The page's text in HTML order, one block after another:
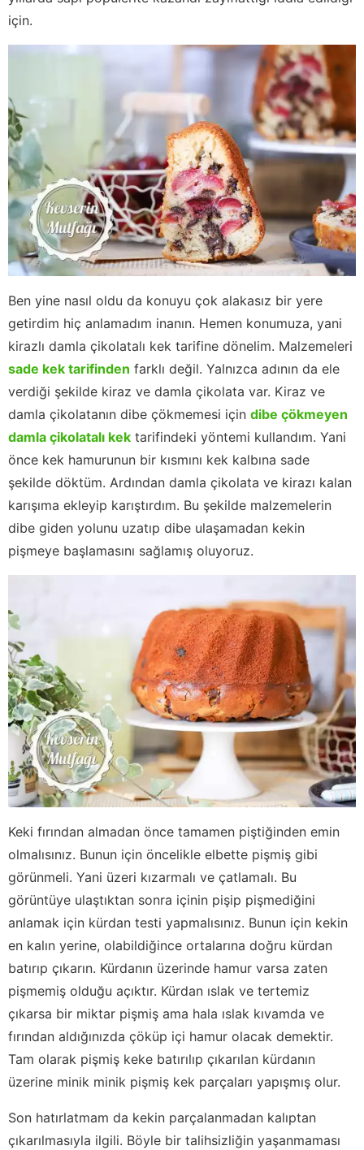
için.
Ben yine nasıl oldu da konuyu çok alakasız bir yere
getirdim hiç anlamadım inanın. Hemen konumuza, yani
kirazlı damla çikolatalı kek tarifine dönelim. Malzemeleri
sade kek tarifinden farklı değil. Yalnızca adının da ele
verdiği şekilde kiraz ve damla çikolata var. Kiraz ve
damla çikolatanın dibe çökmemesi için dibe çökmeyen
damla çikolatalı kek tarifindeki yöntemi kullandım. Yani
önce kek hamurunun bir kısmını kek kalbına sade
şekilde döktüm. Ardından damla çikolata ve kirazı kalan
karışıma ekleyip karıştırdım. Bu şekilde malzemelerin
dibe giden yolunu uzatıp dibe ulaşamadan kekin
pişmeye başlamasını sağlamış oluyoruz.
Keki fırından almadan önce tamamen piştiğinden emin
olmalısınız. Bunun için öncelikle elbette pişmiş gibi
görünmeli. Yani üzeri kızarmalı ve çatlamalı. Bu
görüntüye ulaştıktan sonra içinin pişip pişmediğini
anlamak için kürdan testi yapmalısınız. Bunun için kekin
en kalın yerine, olabildiğince ortalarına doğru kürdan
batırıp çıkarın. Kürdanın üzerinde hamur varsa zaten
pişmemiş olduğu açıktır. Kürdan ıslak ve tertemiz
çıkarsa bir miktar pişmiş ama hala ıslak kıvamda ve
fırından aldığınızda çöküp içi hamur olacak demektir.
Tam olarak pişmiş keke batırılıp çıkarılan kürdanın
üzerine minik minik pişmiş kek parçaları yapışmış olur.
Son hatırlatmam da kekin parçalanmadan kalıptan
çıkarılmasıyla ilgili. Böyle bir talihsizliğin yaşanmaması